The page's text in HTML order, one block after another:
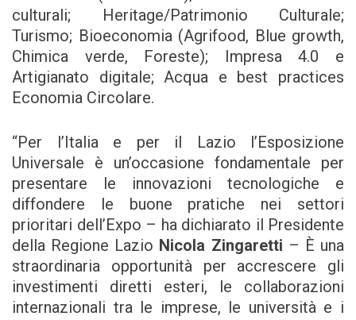
culturali; Heritage/Patrimonio Culturale;
Turismo; Bioeconomia (Agrifood, Blue growth,
Chimica verde, Foreste); Impresa 4.0 e
Artigianato digitale; Acqua e best practices
Economia Circolare.
“Per l’Italia e per il Lazio l’Esposizione
Universale è un’occasione fondamentale per
presentare le innovazioni tecnologiche e
diffondere le buone pratiche nei settori
prioritari dell’Expo – ha dichiarato il Presidente
della Regione Lazio Nicola Zingaretti – È una
straordinaria opportunità per accrescere gli
investimenti diretti esteri, le collaborazioni
internazionali tra le imprese, le università e i